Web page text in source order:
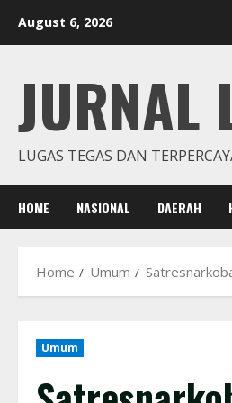
August 6, 2026
JURNAL
LUGAS TEGAS DAN
HOME NASIONAL DAERAH
Home Umum
Umum